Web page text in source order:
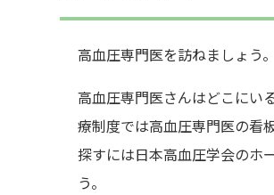
高血圧専門医を訪ねましょう
高血圧専門医さんはどこにい
療制度では高血圧専門医の看
探すには日本高血圧学会のホ
う。